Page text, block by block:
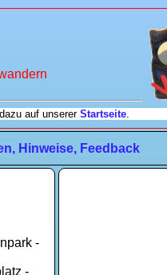
auf unsererStartseite
Hinweise, Feedback
-
-